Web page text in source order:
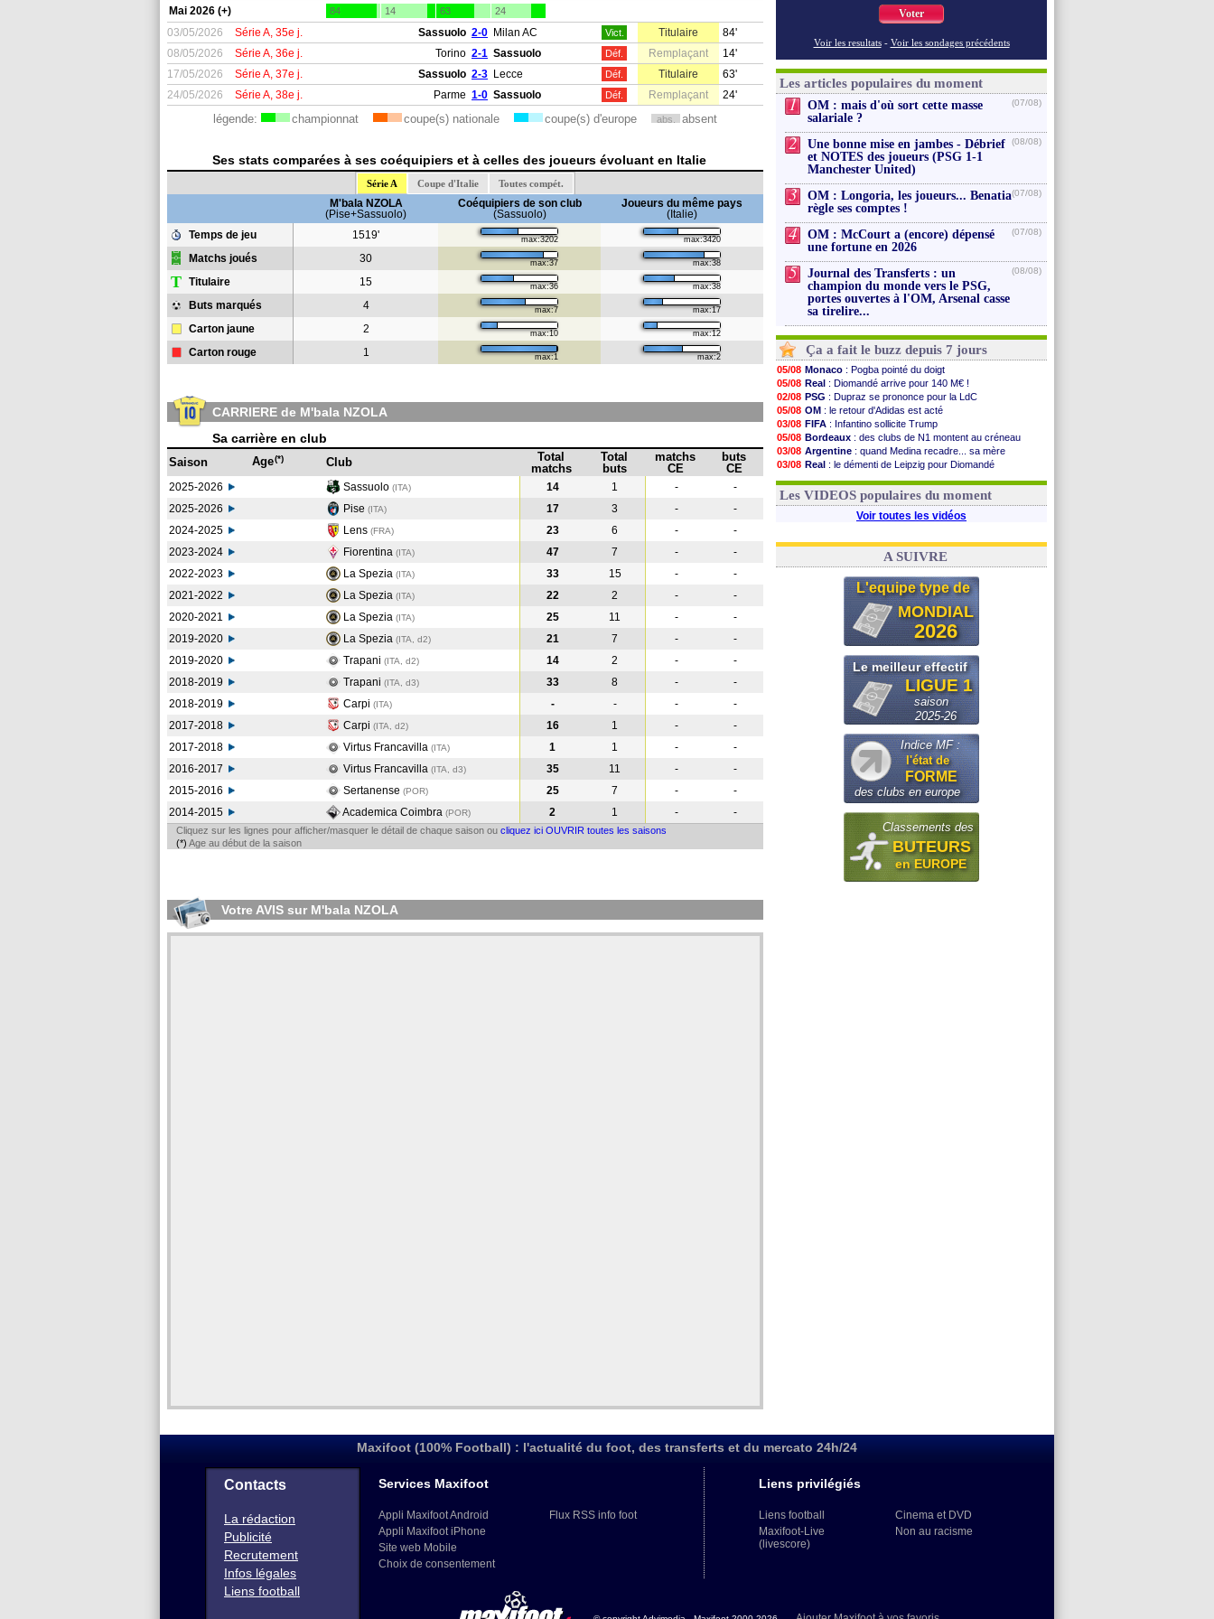
Mai 2026 (+) 84 14 63 24
03/05/2026 Série A, 35e j. Sassuolo 2-0 Milan AC Vict. Titulaire
84'
08/05/2026
Série A, 36e j. Torino 2-1 Sassuolo Déf. Remplaçant
14'
17/05/2026
Série A, 37e j. Sassuolo 2-3 Lecce Déf. Titulaire
63'
24/05/2026
Série A, 38e j. Parme 1-0 Sassuolo Déf. Remplaçant 24'
légende: championnat coupe(s) nationale coupe(s) d'europe abs. absent
Ses stats comparées à ses coéquipiers et à celles des joueurs évoluant en Italie
Série A Coupe d'Italie Toutes compét.
M'bala NZOLA
(Pise+Sassuolo)
Coéquipiers de son club
(Sassuolo)
Joueurs du même pays
(Italie)
Temps de jeu
1519' max:3202 max:3420
Matchs joués 30 max:37 max:38
T Titulaire 15 max:36 max:38
Buts marqués 4 max:7 max:17
Carton jaune 2 max:10 max:12
Carton rouge 1 max:1 max:2
CARRIERE de M'bala NZOLA
Sa carrière en club
Saison Age(*) Club
Total
matchs
Total
buts
matchs
CE
buts
CE
2025-2026 Sassuolo (ITA) 14 1 -
-
2025-2026
Pise (ITA) 17 3 -
-
2024-2025
Lens (FRA) 23 6 -
-
2023-2024
Fiorentina (ITA) 47 7 -
-
2022-2023
La Spezia (ITA) 33 15 -
-
2021-2022
La Spezia (ITA) 22 2 -
-
2020-2021
La Spezia (ITA) 25 11 -
-
2019-2020
La Spezia (ITA, d2) 21 7 -
-
2019-2020
Trapani (ITA, d2) 14 2 -
-
2018-2019
Trapani (ITA, d3) 33 8 -
-
2018-2019
Carpi (ITA) - - -
-
2017-2018
Carpi (ITA, d2) 16 1 -
-
2017-2018
Virtus Francavilla (ITA) 1 1 -
-
2016-2017
Virtus Francavilla (ITA, d3) 35 11 -
-
2015-2016
Sertanense (POR) 25 7 -
-
2014-2015
Academica Coimbra (POR) 2 1 - -
Cliquez sur les lignes pour afficher/masquer le détail de chaque saison ou cliquez ici OUVRIR toutes les saisons
(*) Age au début de la saison
Votre AVIS sur M'bala NZOLA
Voter
Voir les resultats - Voir les sondages précédents
Les articles populaires du moment
1
OM : mais d'où sort cette masse
salariale ?
(07/08)
2
Une bonne mise en jambes - Débrief
et NOTES des joueurs (PSG 1-1
Manchester United)
(08/08)
3
OM : Longoria, les joueurs... Benatia
règle ses comptes !
(07/08)
4
OM : McCourt a (encore) dépensé
une fortune en 2026
(07/08)
5
Journal des Transferts : un
champion du monde vers le PSG,
portes ouvertes à l'OM, Arsenal casse
sa tirelire...
(08/08)
Ça a fait le buzz depuis 7 jours
05/08 Monaco : Pogba pointé du doigt
05/08 Real : Diomandé arrive pour 140 M€ !
02/08 PSG : Dupraz se prononce pour la LdC
05/08 OM : le retour d'Adidas est acté
03/08 FIFA : Infantino sollicite Trump
05/08 Bordeaux : des clubs de N1 montent au créneau
03/08 Argentine : quand Medina recadre... sa mère
03/08 Real : le démenti de Leipzig pour Diomandé
03/08 OM: Paixão attire un 2e club anglais
Les VIDEOS populaires du moment
Voir toutes les vidéos
A SUIVRE
L'equipe type de
MONDIAL
2026
Le meilleur effectif
LIGUE 1
saison
2025-26
Indice MF :
l'état de
FORME
des clubs en europe
Classements des
BUTEURS
en EUROPE
Maxifoot (100% Football) : l'actualité du foot, des transferts et du mercato 24h/24
Contacts
La rédaction
Publicité
Recrutement
Infos légales
Liens football
Services Maxifoot
Appli Maxifoot Android
Appli Maxifoot iPhone
Site web Mobile
Choix de consentement
Flux RSS info foot
Liens privilégiés
Liens football
Maxifoot-Live
(livescore)
Cinema et DVD
Non au racisme